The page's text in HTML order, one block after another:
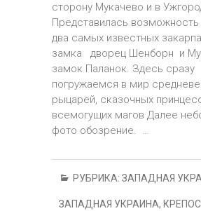
сторону Мукачево и в
Представилась возможность
два самых известных
замка дворец Шенборн и
замок Паланок. Здесь сразу
погружаемся в мир
рыцарей, сказочных
всемогущих магов Далее
фото обозрение. …
РУБРИКА: ЗАПАДНАЯ
ЗАПАДНАЯ УКРАИНА,